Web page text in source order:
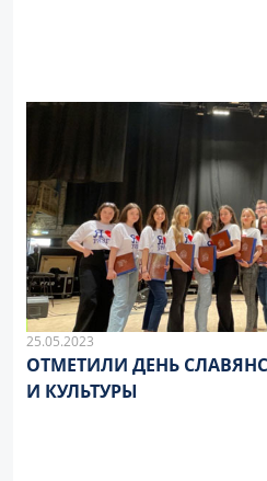
25.05.2023
ОТМЕТИЛИ ДЕНЬ
И КУЛЬТУРЫ